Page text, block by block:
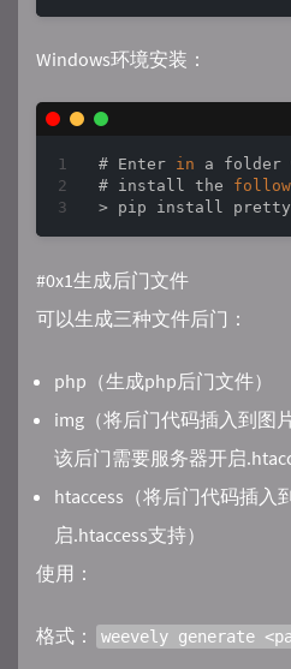
Windows环境安装：
# Enter in a folder
# install the
> pip install
#0x1生成后门文件
可以生成三种文件后门：
php（生成php后门文件）
img（将后门代码插入到图
该后门需要服务器开启
htaccess（将后门代码插入
启.htaccess支持）
使用：
格式： weevely generate